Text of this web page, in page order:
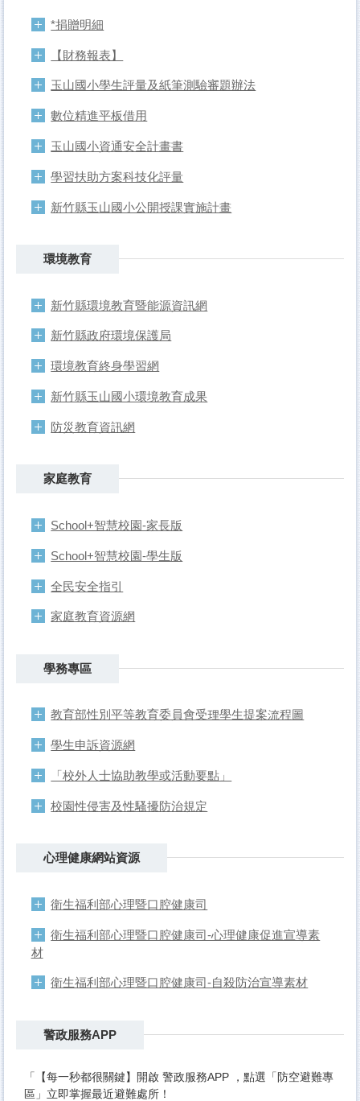
*捐贈明細
【財務報表】
玉山國小學生評量及紙筆測驗審題辦法
數位精進平板借用
玉山國小資通安全計畫書
學習扶助方案科技化評量
新竹縣玉山國小公開授課實施計畫
環境教育
新竹縣環境教育暨能源資訊網
新竹縣政府環境保護局
環境教育終身學習網
新竹縣玉山國小環境教育成果
防災教育資訊網
家庭教育
School+智慧校園-家長版
School+智慧校園-學生版
全民安全指引
家庭教育資源網
學務專區
教育部性別平等教育委員會受理學生提案流程圖
學生申訴資源網
「校外人士協助教學或活動要點」
校園性侵害及性騷擾防治規定
心理健康網站資源
衛生福利部心理暨口腔健康司
衛生福利部心理暨口腔健康司-心理健康促進宣導素
材
衛生福利部心理暨口腔健康司-自殺防治宣導素材
警政服務APP
「【每一秒都很關鍵】開啟 警政服務APP ，點選「防空避難專
區」立即掌握最近避難處所！